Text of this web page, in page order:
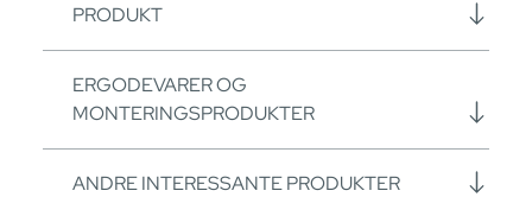
PRODUKT
ERGODEVARER OG
MONTERINGSPRODUKTER
ANDRE INTERESSANTE PRODUKTER